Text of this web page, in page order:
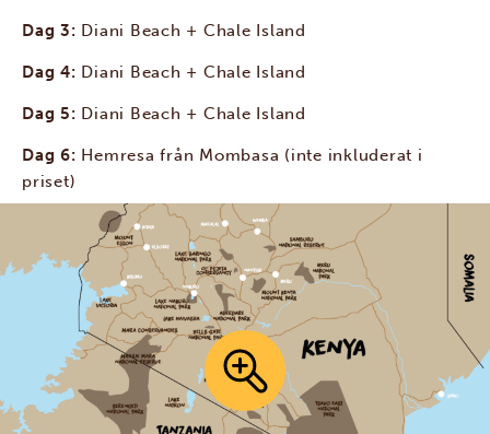
Dag 3: Diani Beach + Chale Island
Dag 4: Diani Beach + Chale Island
Dag 5: Diani Beach + Chale Island
Dag 6: Hemresa från Mombasa (inte inkluderat i
priset)